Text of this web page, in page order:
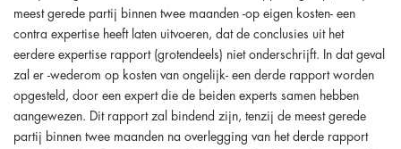
meest gerede partij binnen twee maanden -op eigen kosten- een
contra expertise heeft laten uitvoeren, dat de conclusies uit het
eerdere expertise rapport (grotendeels) niet onderschrijft. In dat geval
zal er -wederom op kosten van ongelijk- een derde rapport worden
opgesteld, door een expert die de beiden experts samen hebben
aangewezen. Dit rapport zal bindend zijn, tenzij de meest gerede
partij binnen twee maanden na overlegging van het derde rapport